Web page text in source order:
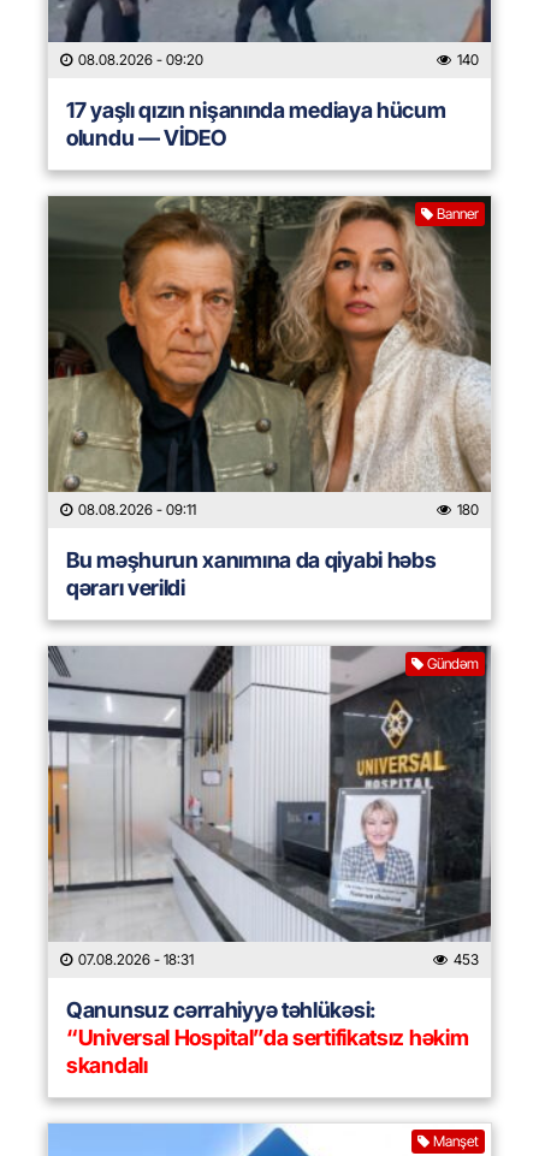
08.08.2026 - 09:20 140
17 yaşlı qızın nişanında mediaya hücum
olundu — VİDEO
Banner
08.08.2026 - 09:11 180
Bu məşhurun xanımına da qiyabi həbs
qərarı verildi
Gündəm
07.08.2026 - 18:31 453
Qanunsuz cərrahiyyə təhlükəsi:
“Universal Hospital”da sertifikatsız həkim
skandalı
Manşet